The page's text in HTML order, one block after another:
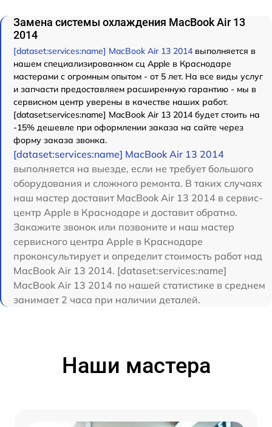
Замена системы охлаждения MacBook Air 13
2014
[dataset:services:name] MacBook Air 13 2014 выполняется в
нашем специализированном сц Apple в Краснодаре
мастерами с огромным опытом - от 5 лет. На все виды услуг
и запчасти предоставляем расширенную гарантию - мы в
сервисном центр уверены в качестве наших работ.
[dataset:services:name] MacBook Air 13 2014 будет стоить на
-15% дешевле при оформлении заказа на сайте через
форму заказа звонка.
[dataset:services:name] MacBook Air 13 2014
выполняется на выезде, если не требует большого
оборудования и сложного ремонта. В таких случаях
наш мастер доставит MacBook Air 13 2014 в сервис-
центр Apple в Краснодаре и доставит обратно.
Закажите звонок или позвоните и наш мастер
сервисного центра Apple в Краснодаре
проконсультирует и определит стоимость работ над
MacBook Air 13 2014. [dataset:services:name]
MacBook Air 13 2014 по нашей статистике в среднем
занимает 2 часа при наличии деталей.
Наши мастера